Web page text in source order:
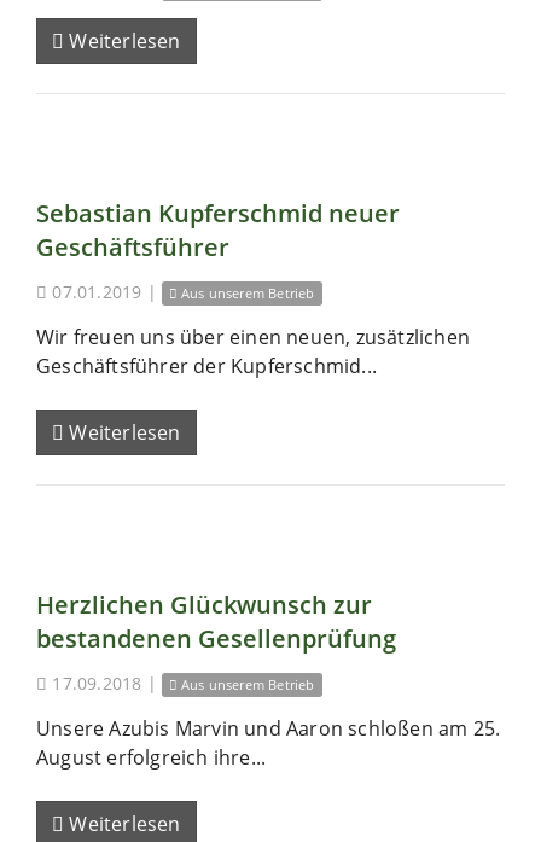
Weiterlesen
Sebastian Kupferschmid neuer
Geschäftsführer
07.01.2019 | Aus unserem Betrieb
Wir freuen uns über einen neuen, zusätzlichen
Geschäftsführer der Kupferschmid...
Weiterlesen
Herzlichen Glückwunsch zur
bestandenen Gesellenprüfung
17.09.2018 | Aus unserem Betrieb
Unsere Azubis Marvin und Aaron schloßen am 25.
August erfolgreich ihre...
Weiterlesen